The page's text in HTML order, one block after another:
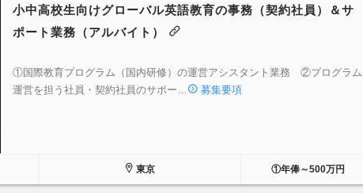
小中高校生向けグローバル英語教育の事務（契約社員）＆サ
ポート業務（アルバイト）
①国際教育プログラム（国内研修）の運営アシスタント業務 ②プログラム
運営を担う社員・契約社員のサポー…
募集要項
東京 ①年俸～500万円